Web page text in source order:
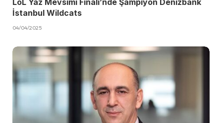
İstanbul Wildcats
04/04/2025